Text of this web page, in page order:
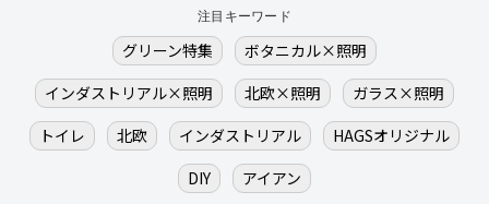
注目キーワード
グリーン特集
ボタニカル×照明
インダストリアル×照明
北欧×照明
ガラス×照明
トイレ
北欧 インダストリアル
HAGSオリジナル
DIY
アイアン